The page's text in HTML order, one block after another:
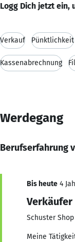
Logg Dich jetzt ein,
Verkauf Pünktlichkeit
Kassenabrechnung
Werdegang
Berufserfahrung
Bis heute 4
Verkäufer
Schuster
Meine